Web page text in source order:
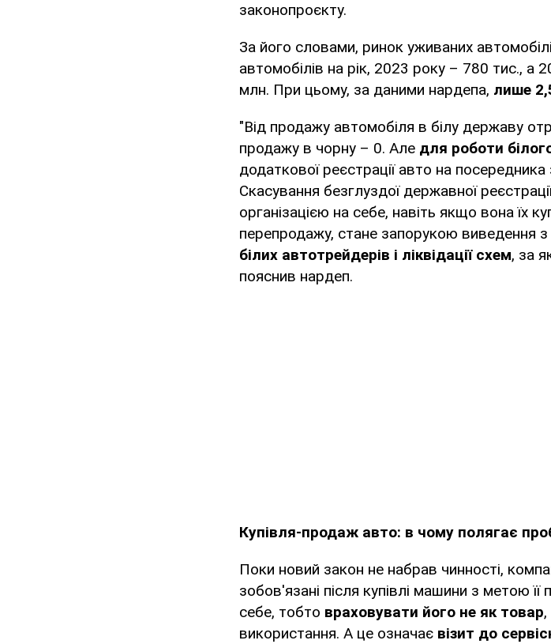
законопроєкту.
За його словами, ринок уживаних
автомобілів на рік, 2023 року – 780 тис., а
млн. При цьому, за даними нардепа, лише
"Від продажу автомобіля в білу державу
продажу в чорну – 0. Але для роботи
додаткової реєстрації авто на
Скасування безглуздої державної
організацією на себе, навіть якщо вона їх
перепродажу, стане запорукою виведення з
білих автотрейдерів і ліквідації схем, за
пояснив нардеп.
Купівля-продаж авто: в чому полягає
Поки новий закон не набрав чинності,
зобов'язані після купівлі машини з метою
себе, тобто враховувати його не як товар
використання. А це означає візит до